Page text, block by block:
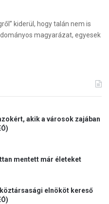
kiderül, hogy talán nem is
magyarázat, egyesek
akik a városok zajában
mentett már életeket
elnököt kereső